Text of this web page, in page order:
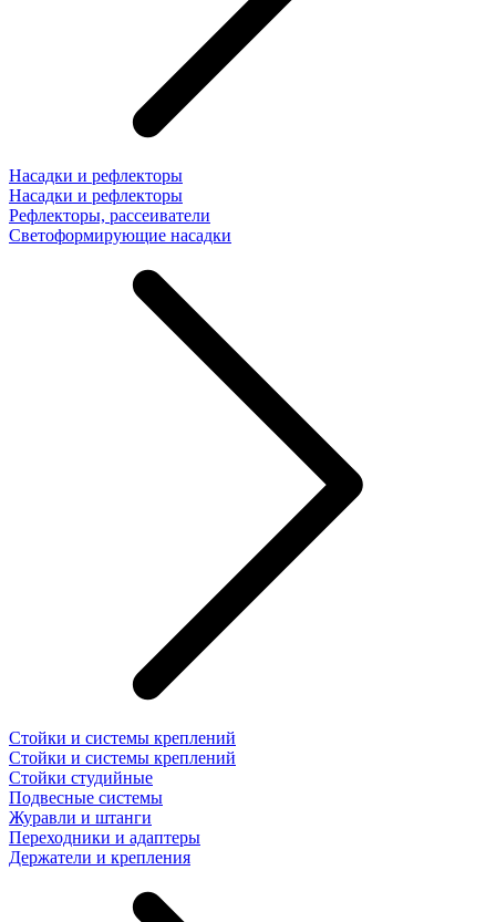
Насадки и рефлекторы
Насадки и рефлекторы
Рефлекторы, рассеиватели
Светоформирующие насадки
Стойки и системы креплений
Стойки и системы креплений
Стойки студийные
Подвесные системы
Журавли и штанги
Переходники и адаптеры
Держатели и крепления